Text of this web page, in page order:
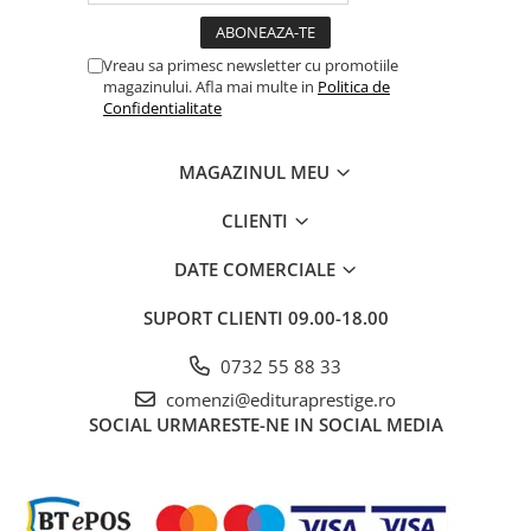
Carti in dar
Carti pentru copii
Beletristica
Carte Prescolara, Joc
Descopera si invata
Din ograda
Carti de colorat
poster in grafica 3D color, cu dimensiuni de 50 x70 cm al
computerului genetic, pe care il veti avea in fata atunci cand cititi
cartea.“ TONI VICTOR MOLDOVAN
Vreau sa primesc newsletter cu promotiile
magazinului. Afla mai multe in Politica de
Confidentialitate
MAGAZINUL MEU
CLIENTI
DATE COMERCIALE
SUPORT CLIENTI 09.00-18.00
0732 55 88 33
comenzi@edituraprestige.ro
SOCIAL URMARESTE-NE IN SOCIAL MEDIA